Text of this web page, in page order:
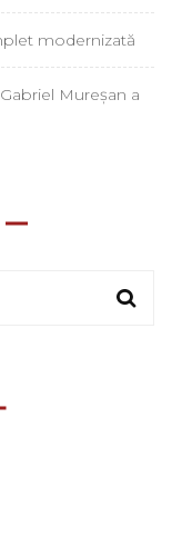
modernizată
Mureșan a